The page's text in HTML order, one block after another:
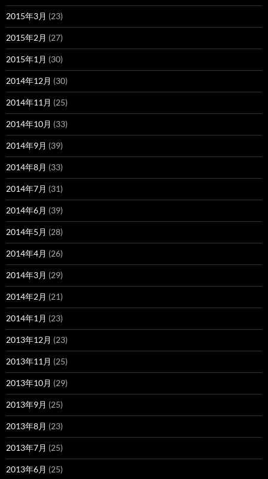
2015年3月 (23)
2015年2月 (27)
2015年1月 (30)
2014年12月 (30)
2014年11月 (25)
2014年10月 (33)
2014年9月 (39)
2014年8月 (33)
2014年7月 (31)
2014年6月 (39)
2014年5月 (28)
2014年4月 (26)
2014年3月 (29)
2014年2月 (21)
2014年1月 (23)
2013年12月 (23)
2013年11月 (25)
2013年10月 (29)
2013年9月 (25)
2013年8月 (23)
2013年7月 (25)
2013年6月 (25)